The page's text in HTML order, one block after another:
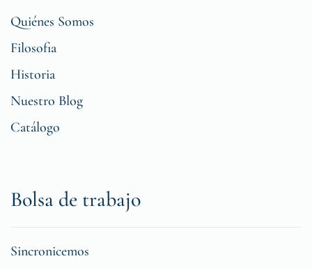
Quiénes Somos
Filosofia
Historia
Nuestro Blog
Catálogo
Bolsa de trabajo
Sincronicemos